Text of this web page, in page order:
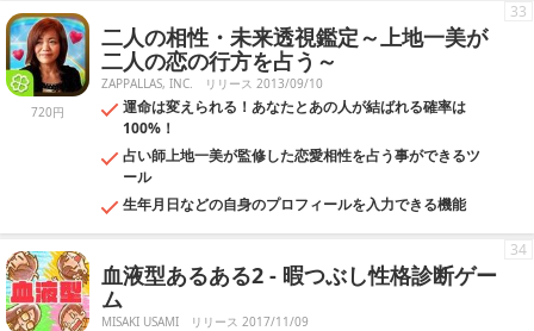
720円
二人の相性・未来透視鑑定～上地一美が
二人の恋の行方を占う～
ZAPPALLAS, INC. リリース 2013/09/10
運命は変えられる！あなたとあの人が結ばれる確率は
100%！
占い師上地一美が監修した恋愛相性を占う事ができるツ
ール
生年月日などの自身のプロフィールを入力できる機能
33
血液型あるある2 - 暇つぶし性格診断ゲー
ム
MISAKI USAMI リリース 2017/11/09
34